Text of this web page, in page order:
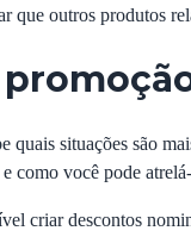
que outros produtos
quais situações são
como você pode
criar descontos